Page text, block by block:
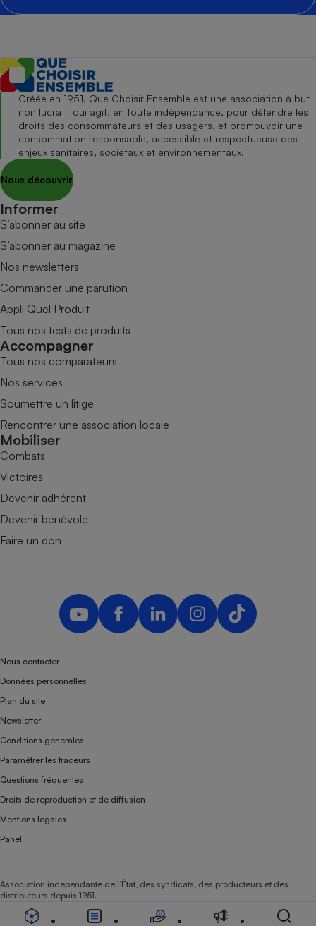
Créée en 1951, Que Choisir Ensemble est une association à but
non lucratif qui agit, en toute indépendance, pour défendre les
droits des consommateurs et des usagers, et promouvoir une
consommation responsable, accessible et respectueuse des
enjeux sanitaires, sociétaux et environnementaux.
Nous découvrir
Informer
S’abonner au site
S’abonner au magazine
Nos newsletters
Commander une parution
Appli Quel Produit
Tous nos tests de produits
Accompagner
Tous nos comparateurs
Nos services
Soumettre un litige
Rencontrer une association locale
Mobiliser
Combats
Victoires
Devenir adhérent
Devenir bénévole
Faire un don
Nous contacter
Données personnelles
Plan du site
Newsletter
Conditions générales
Paramétrer les traceurs
Questions fréquentes
Droits de reproduction et de diffusion
Mentions légales
Panel
Association indépendante de l’État, des syndicats, des producteurs et des
distributeurs depuis 1951.